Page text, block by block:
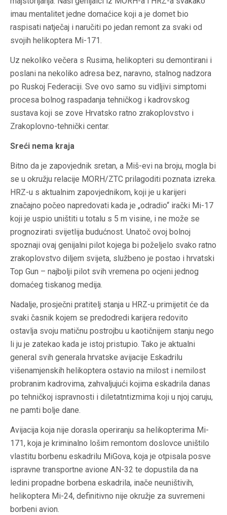
imau mentalitet jedne domaćice koji a je domet bio
raspisati natječaj i naručiti po jedan remont za svaki od
svojih helikoptera Mi-171.
Uz nekoliko večera s Rusima, helikopteri su demontirani i
poslani na nekoliko adresa bez, naravno, stalnog nadzora
po Ruskoj Federaciji. Sve ovo samo su vidljivi simptomi
procesa bolnog raspadanja tehničkog i kadrovskog
sustava koji se zove Hrvatsko ratno zrakoplovstvo i
Zrakoplovno-tehnički centar.
Sreći nema kraja
Bitno da je zapovjednik sretan, a Miš-evi na broju, mogla bi
se u okružju relacije MORH/ZTC prilagoditi poznata izreka.
HRZ-u s aktualnim zapovjednikom, koji je u karijeri
značajno počeo napredovati kada je „odradio“ irački Mi-17
koji je uspio uništiti u totalu s 5 m visine, i ne može se
prognozirati svijetlija budućnost. Unatoč ovoj bolnoj
spoznaji ovaj genijalni pilot kojega bi poželjelo svako ratno
zrakoplovstvo diljem svijeta, službeno je postao i hrvatski
Top Gun – najbolji pilot svih vremena po ocjeni jednog
domaćeg tiskanog medija.
Nadalje, prosječni pratitelj stanja u HRZ-u primijetit će da
svaki časnik kojem se predodredi karijera redovito
ostavlja svoju matičnu postrojbu u kaotičnijem stanju nego
li ju je zatekao kada je istoj pristupio. Tako je aktualni
general svih generala hrvatske avijacije Eskadrilu
višenamjenskih helikoptera ostavio na milost i nemilost
probranim kadrovima, zahvaljujući kojima eskadrila danas
po tehničkoj ispravnosti i diletatntizmima koji u njoj caruju,
ne pamti bolje dane.
Avijacija koja nije dorasla operiranju sa helikopterima Mi-
171, koja je kriminalno lošim remontom doslovce uništilo
vlastitu borbenu eskadrilu MiGova, koja je otpisala posve
ispravne transportne avione AN-32 te dopustila da na
ledini propadne borbena eskadrila, inače neuništivih,
helikoptera Mi-24, definitivno nije okružje za suvremeni
borbeni avion.